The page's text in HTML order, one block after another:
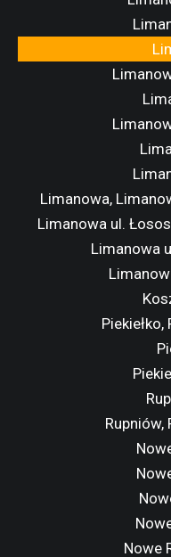
Limanowa,
Limanowa ul.
Limanowa
Piekiełko,
Rupniów,
Nowe